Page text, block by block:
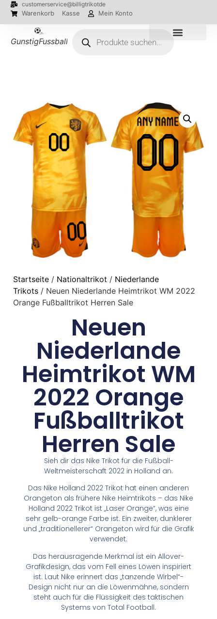
customerservice@billigtrikotde
Warenkorb Kasse Mein Konto
GunstigFussballTrikot
Startseite/ Nationaltrikot / Niederlande
Trikots/ Neuen Niederlande Heimtrikot WM 2022
Orange Fußballtrikot Herren Sale
Neuen
Niederlande
Heimtrikot WM
2022 Orange
Fußballtrikot
Herren Sale
Sieh dir das Nike Trikot für die Fußball-
Weltmeisterschaft 2022 in Holland an.
Das Nike Holland 2022 Trikot hat einen anderen
Orangeton als frühere Nike Heimtrikots – das Nike
Holland 2022 Trikot ist „Laser Orange“, was eine
sehr gelb-orange Farbe ist. Ein zweiter, dunklerer
und „traditionellerer“ Orangeton wird für die Grafik
verwendet.
Das herausragende Merkmal ist ein Allover-
Grafikdesign, das vom Fell eines Löwen inspiriert
ist. Laut Nike erinnert das „tanzende Wirbel“-
Design nicht nur an die Löwenmähne, sondern
steht auch für die Flüssigkeit des taktischen
Systems von Total Football.